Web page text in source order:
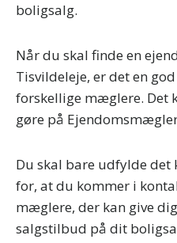
boligsalg.
Når du skal finde en
Tisvildeleje, er det en
forskellige mæglere. Det
gøre på
Du skal bare udfylde det
for, at du kommer i
mæglere, der kan give
salgstilbud på dit